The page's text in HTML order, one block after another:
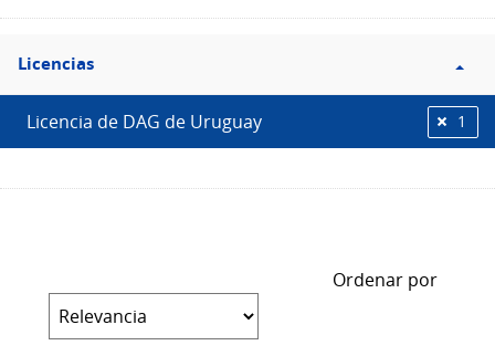
Filtro
Licencias
Licencias
Licencia de DAG de Uruguay 1
Ordenar por